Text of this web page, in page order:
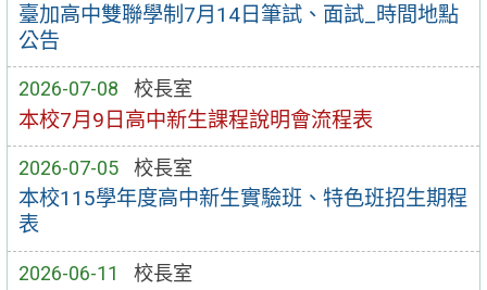
臺加高中雙聯學制7月14日筆試、面試_時間地點
公告
2026-07-08 校長室
本校7月9日高中新生課程說明會流程表
2026-07-05 校長室
本校115學年度高中新生實驗班、特色班招生期程
表
2026-06-11 校長室